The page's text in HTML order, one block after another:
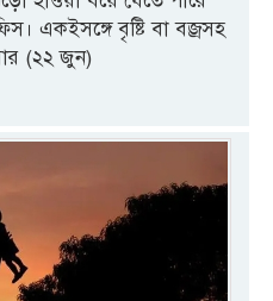
একইসঙ্গে বৃষ্টি বা বজ্রসহ
(২২ জুন)